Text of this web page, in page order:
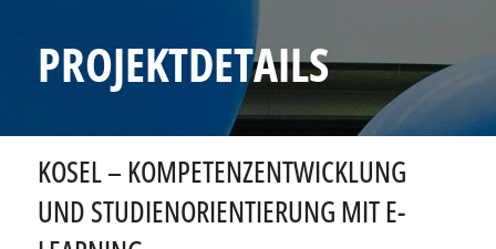
PROJEKTDETAILS
KOSEL – KOMPETENZENTWICKLUNG
UND STUDIENORIENTIERUNG MIT E-